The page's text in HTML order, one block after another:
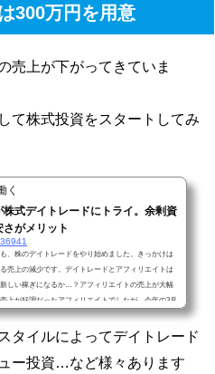
300万円を用意
売上が下がってきていま
て株式投資をスタートしてみ
く
株式デイトレードにトライ。余剰資
がメリット
、株のデイトレードをやり始めました。きっかけは
売上の減少です。デイトレードとアフィリエイトは
しい稼ぎになるか…？アフィリエイトの売上が大幅
上が好調だったアフィリエイトでしたが、今年の3月
今月は去年の半分くらいになりそうです。副業で有
分の場合にはこれが本業なので売上がこんなにも下
…。去年、節税のために個人...
タイルによってデイトレード
ー投資…など様々あります